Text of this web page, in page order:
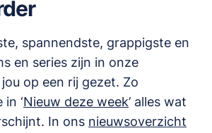
spannendste, grappigste en
en series zijn in onze
op een rij gezet. Zo
‘Nieuw deze week’ alles wat
In ons nieuwsoverzicht